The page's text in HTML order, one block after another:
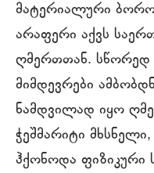
მატერიალური
არაფერი აქვს
ღმერთთან. სწორედ
მიმდევრები
ნამდვილად იყო
ჭეშმარიტი
ჰქონოდა ფიზიკური